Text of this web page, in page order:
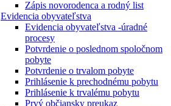
Zápis novorodenca a rodný list
Evidencia obyvateľstva
Evidencia obyvateľstva -úradné
procesy
Potvrdenie o poslednom spoločnom
pobyte
Potvrdenie o trvalom pobyte
Prihlásenie k prechodnému pobytu
Prihlásenie k trvalému pobytu
Prvý občiansky preukaz